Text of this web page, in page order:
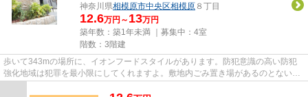
神奈川県相模原市中央区相模原 ８丁目
12.6万円～ 13万円
築年数：築1年未満 ｜募集中： 4室
階数：3階建
歩いて343mの場所に、イオンフードスタイルがあります。防犯意識の高い防犯
強化地域は犯罪を最小限にしてくれますよ。敷地内ごみ置き場があるのとないの